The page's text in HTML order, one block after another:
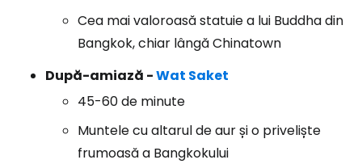
Cea mai valoroasă statuie a lui Buddha din
Bangkok, chiar lângă Chinatown
După-amiază -Wat Saket
45-60 de minute
Muntele cu altarul de aur și o priveliște
frumoasă a Bangkokului